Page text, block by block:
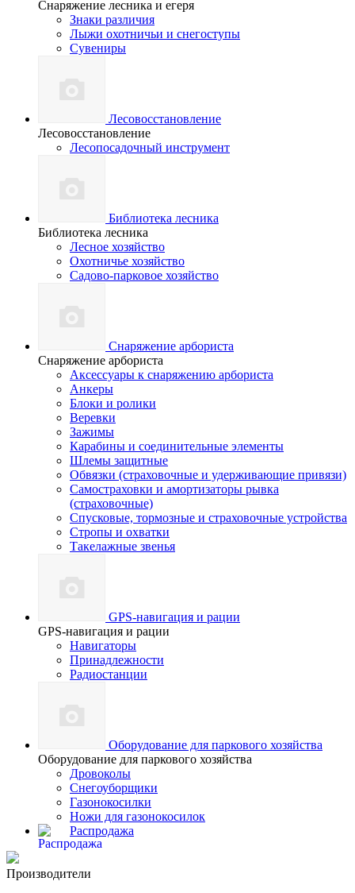
Снаряжение лесника и егеря
Знаки различия
Лыжи охотничьи и снегоступы
Сувениры
Лесовосстановление
Лесовосстановление
Лесопосадочный инструмент
Библиотека лесника
Библиотека лесника
Лесное хозяйство
Охотничье хозяйство
Садово-парковое хозяйство
Снаряжение арбориста
Снаряжение арбориста
Аксессуары к снаряжению арбориста
Анкеры
Блоки и ролики
Веревки
Зажимы
Карабины и соединительные элементы
Шлемы защитные
Обвязки (страховочные и удерживающие привязи)
Самостраховки и амортизаторы рывка
(страховочные)
Спусковые, тормозные и страховочные устройства
Стропы и охватки
Такелажные звенья
GPS-навигация и рации
GPS-навигация и рации
Навигаторы
Принадлежности
Радиостанции
Оборудование для паркового хозяйства
Оборудование для паркового хозяйства
Дровоколы
Снегоуборщики
Газонокосилки
Ножи для газонокосилок
Распродажа
Производители